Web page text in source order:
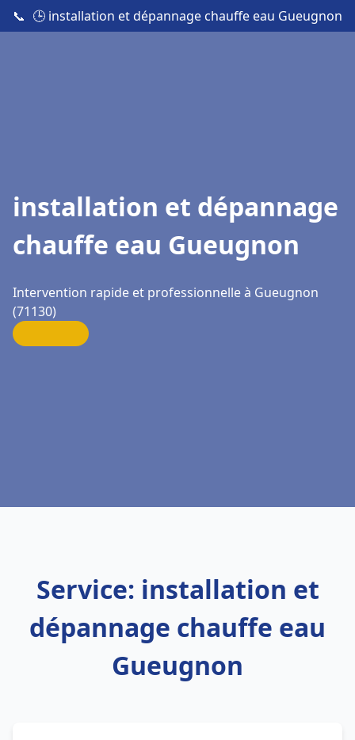
📞 🕒 installation et dépannage chauffe eau Gueugnon
installation et dépannage
chauffe eau Gueugnon
Intervention rapide et professionnelle à Gueugnon
(71130)
Service: installation et
dépannage chauffe eau
Gueugnon